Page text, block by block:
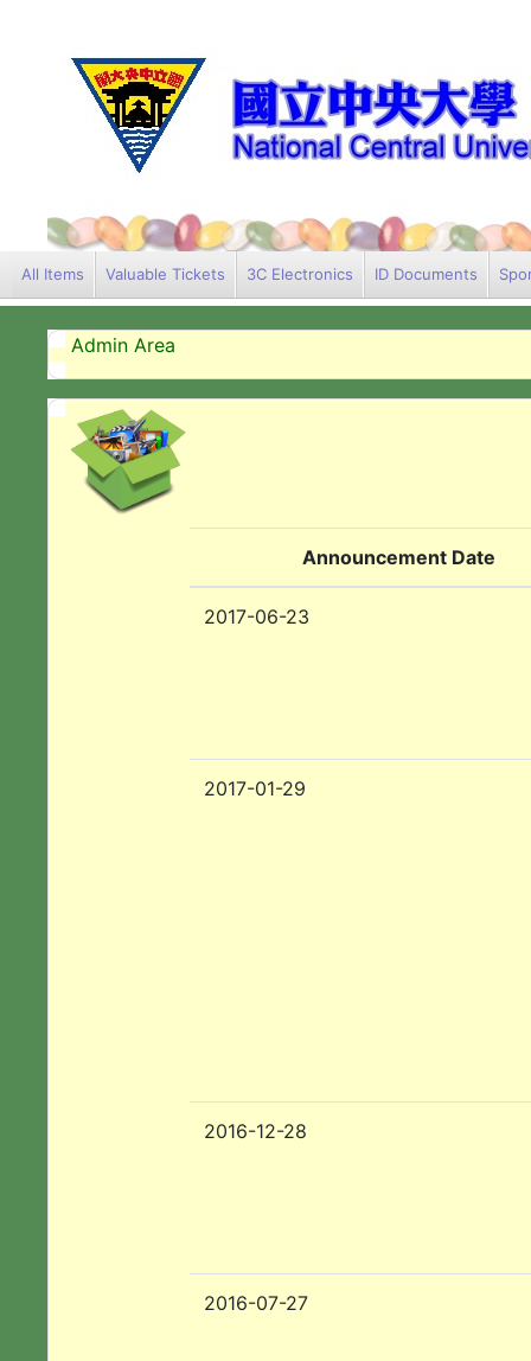
All Items Valuable Tickets 3C Electronics ID Documents
Admin Area
Announcement Date
2017-06-23
2017-01-29
2016-12-28
2016-07-27